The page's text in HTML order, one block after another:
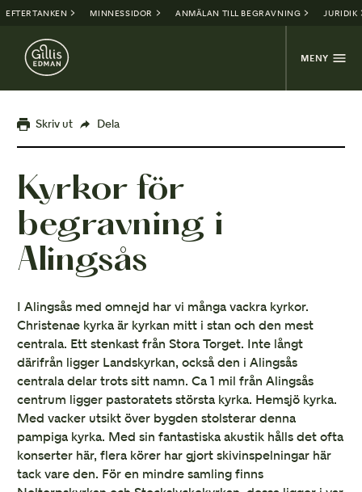
EFTERTANKEN MINNESSIDOR ANMÄLAN TILL BEGRAVNING JURIDIK
MENY
Skriv ut Dela
Kyrkor för
begravning i
Alingsås
I Alingsås med omnejd har vi många vackra kyrkor.
Christenae kyrka är kyrkan mitt i stan och den mest
centrala. Ett stenkast från Stora Torget. Inte långt
därifrån ligger Landskyrkan, också den i Alingsås
centrala delar trots sitt namn. Ca 1 mil från Alingsås
centrum ligger pastoratets största kyrka. Hemsjö kyrka.
Med vacker utsikt över bygden stolsterar denna
pampiga kyrka. Med sin fantastiska akustik hålls det ofta
konserter här, flera körer har gjort skivinspelningar här
tack vare den. För en mindre samling finns